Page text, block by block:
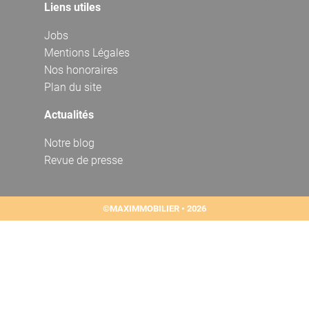
Liens utiles
Jobs
Mentions Légales
Nos honoraires
Plan du site
Actualités
Notre blog
Revue de presse
©MAXIMMOBILIER • 2026